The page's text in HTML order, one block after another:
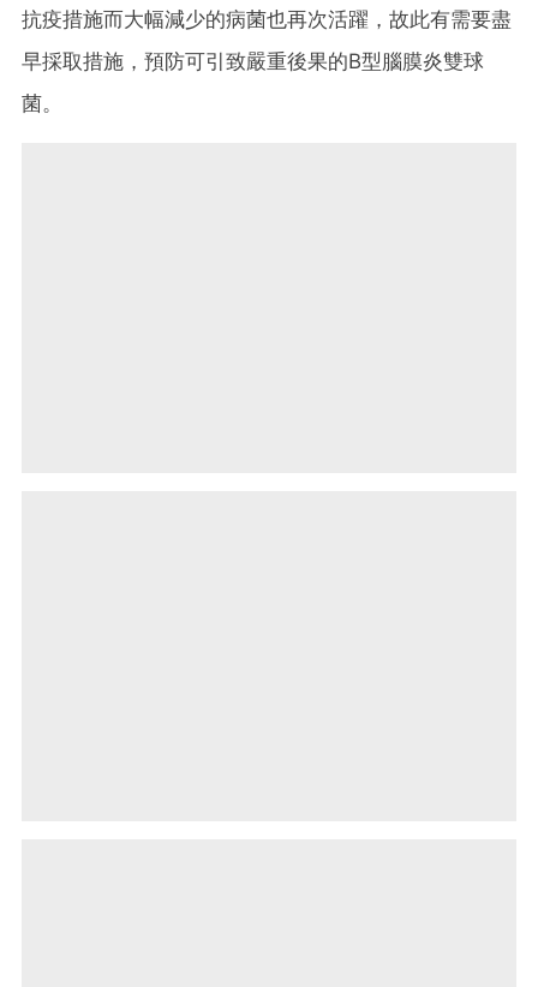
抗疫措施而大幅減少的病菌也再次活躍，故此有需要盡
早採取措施，預防可引致嚴重後果的B型腦膜炎雙球
菌。